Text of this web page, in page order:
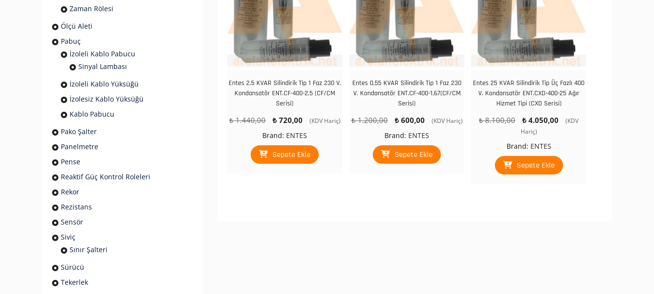
Entes 2,5 KVAR Silindirik Tip 1 Faz 230 V.
Kondansatör ENT.CF-400-2,5 (CF/CM
Serisi)
₺1.440,00
Orijinal
fiyat:
₺ 1.440,00.
₺720,00
Şu
₺ 720,00.
(KDV Hariç)
Brand: ENTES
Sepete Ekle
Entes 0,55 KVAR Silindirik Tip 1 Faz 230
V. Kondansatör ENT.CF-400-1,67(CF/CM
Serisi)
₺1.200,00
Orijinal
fiyat:
₺ 1.200,00.
₺600,00
Şu
₺ 600,00.
(KDV Hariç)
Brand: ENTES
Sepete Ekle
Entes 25 KVAR Silindirik Tip Üç Fazlı 400
V. Kondansatör ENT.CXD-400-25 Ağır
Hizmet Tipi (CXD Serisi)
₺8.100,00
Orijinal
fiyat:
₺ 8.100,00.
₺ 4.050,00
Şu
(KDV
Hariç)
Brand: ENTES
Sepete Ekle
Zaman Rölesi
Ölçü Aleti
Pabuç
İzoleli Kablo Pabucu
Sinyal Lambası
İzoleli Kablo Yüksüğü
İzolesiz Kablo Yüksüğü
Kablo Pabucu
Pako Şalter
Panelmetre
Pense
Reaktif Güç Kontrol Roleleri
Rekor
Rezistans
Sensör
Siviç
Sınır Şalteri
Sürücü
Tekerlek